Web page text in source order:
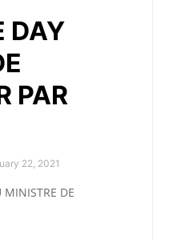
DAY
PAR
22, 2021
MINISTRE DE